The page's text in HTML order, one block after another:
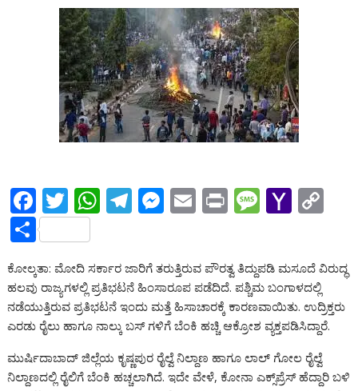
F
ac
e
b
o
o
k
T
w
itt
er
W
s
A
p
p
T
gr
a
m
M
e
n
g
er
E
l
Pr M
a
g
e
Y
o
o
M
ai
l
y
Li
n
S
ar
e
ಕೋಲ್ಕತಾ: ಮೋದಿ ಸರ್ಕಾರ ಜಾರಿಗೆ ತರುತ್ತಿರುವ ಪೌರತ್ವ ತಿದ್ದುಪಡಿ ಮಸೂದೆ ವಿರುದ್ಧ
ಹಲವು ರಾಜ್ಯಗಳಲ್ಲಿ ಪ್ರತಿಭಟನೆ ಹಿಂಸಾರೂಪ ಪಡೆದಿದೆ. ಪಶ್ಚಿಮ ಬಂಗಾಳದಲ್ಲಿ
ನಡೆಯುತ್ತಿರುವ ಪ್ರತಿಭಟನೆ ಇಂದು ಮತ್ತೆ ಹಿಸಾಚಾರಕ್ಕೆ ಕಾರಣವಾಯಿತು. ಉದ್ರಿಕ್ತರು
ಎರಡು ರೈಲು ಹಾಗೂ ನಾಲ್ಕು ಬಸ್ ಗಳಿಗೆ ಬೆಂಕಿ ಹಚ್ಚಿ ಆಕ್ರೋಶ ವ್ಯಕ್ತಪಡಿಸಿದ್ದಾರೆ.
ಮುರ್ಷಿದಾಬಾದ್ ಜಿಲ್ಲೆಯ ಕೃಷ್ಣಪುರ ರೈಲ್ವೆ ನಿಲ್ದಾಣ ಹಾಗೂ ಲಾಲ್ ಗೋಲ ರೈಲ್ವೆ
ನಿಲ್ದಾಣದಲ್ಲಿ ರೈಲಿಗೆ ಬೆಂಕಿ ಹಚ್ಚಲಾಗಿದೆ. ಇದೇ ವೇಳೆ, ಕೋನಾ ಎಕ್ಸ್‌ಪ್ರೆಸ್‌ ಹೆದ್ದಾರಿ ಬಳಿ